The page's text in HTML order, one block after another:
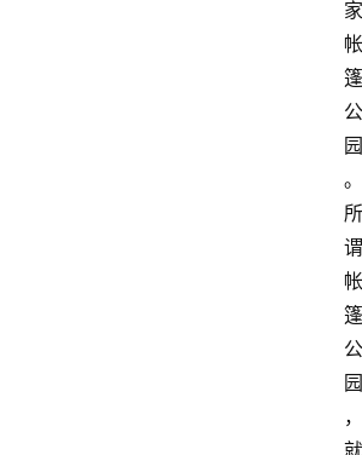
家
帐
篷
公
园
。
所
谓
帐
篷
公
园
，
就